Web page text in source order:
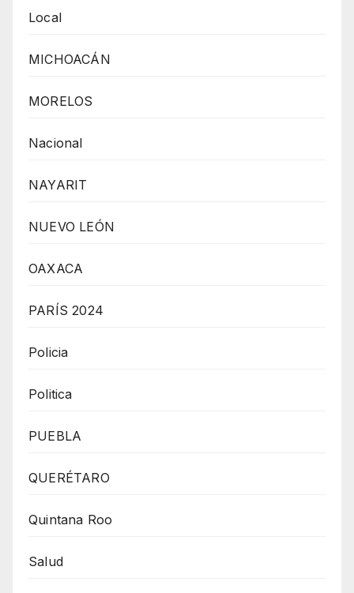
Local
MICHOACÁN
MORELOS
Nacional
NAYARIT
NUEVO LEÓN
OAXACA
PARÍS 2024
Policia
Politica
PUEBLA
QUERÉTARO
Quintana Roo
Salud